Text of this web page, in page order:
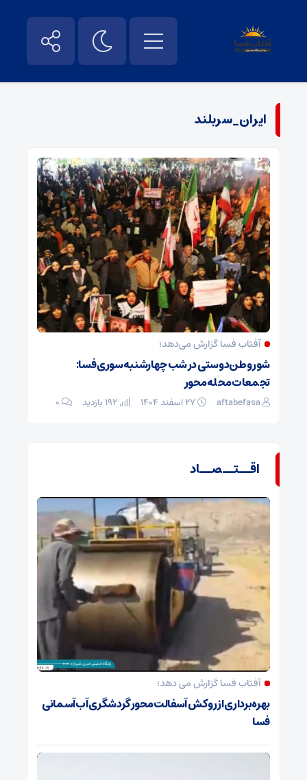
ایران_سربلند
آفتاب فسا گزارش می‌دهد؛
شور وطن‌دوستی در شب چهارشنبه‌سوری فسا:
تجمعات محله‌محور
aftabefasa ۰
اقــتــصــاد
آفتاب فسا گزارش می دهد؛
بهره‌برداری از روکش آسفالت محور گردشگری آب‌آسمانی
فسا